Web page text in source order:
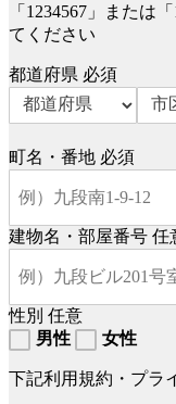
「1234567」または
てください
都道府県 必須
町名・番地 必須
建物名・部屋番号 任
性別 任意
男性
女性
下記利用規約・プラ